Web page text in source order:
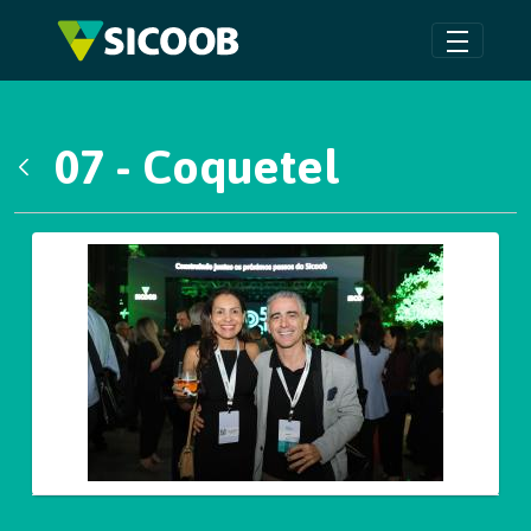
Pular para o Conteúdo principal
07 - Coquetel
Galeria de Mídias